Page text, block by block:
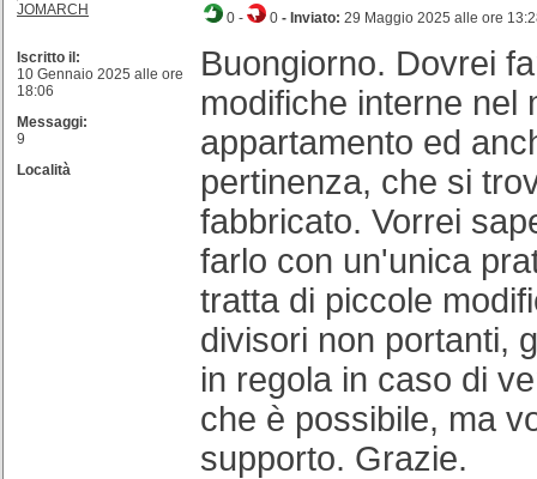
JOMARCH
Iscritto il:
10 Gennaio 2025 alle ore
18:06
Messaggi:
9
Località
0 - 0 - Inviato: 29 Maggio 2025 alle ore
Buongiorno. Dovrei
modifiche interne nel
appartamento ed
pertinenza, che si
fabbricato. Vorrei
farlo con un'unica
tratta di piccole
divisori non portanti,
in regola in caso di
che è possibile, ma
supporto. Grazie.